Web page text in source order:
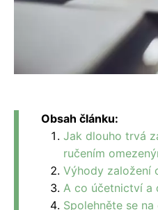
Obsah článku:
Jak dlouho trvá
ručením
Výhody založení
A co účetnictví a
Spolehněte se